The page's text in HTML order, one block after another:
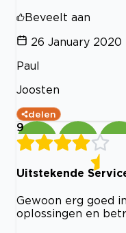
Beveelt aan
26 January 2020
Paul
Joosten
delen
9
Uitstekende
Gewoon erg goed
oplossingen en